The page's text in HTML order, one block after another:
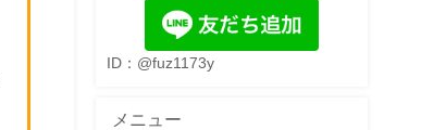
ID：@fuz1173y
メニュー